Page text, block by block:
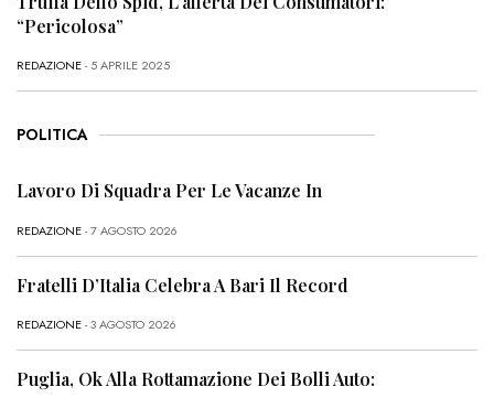
“Pericolosa”
REDAZIONE- 5 APRILE 2025
POLITICA
Lavoro Di Squadra Per Le Vacanze In
REDAZIONE- 7 AGOSTO 2026
Fratelli D’Italia Celebra A Bari Il Record
REDAZIONE- 3 AGOSTO 2026
Puglia, Ok Alla Rottamazione Dei Bolli Auto: